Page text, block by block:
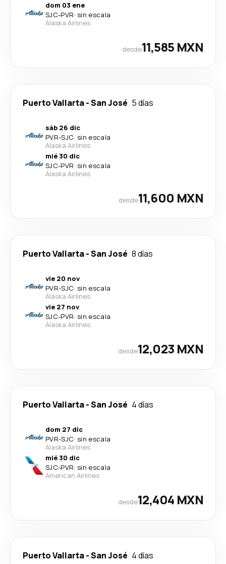
dom 03 ene
SJC-PVR· sin escala
Alaska Airlines
desde11,585 MXN
Puerto Vallarta-San José 5 días
sáb 26 dic
PVR-SJC· sin escala
Alaska Airlines
mié 30 dic
SJC-PVR· sin escala
Alaska Airlines
desde11,600 MXN
Puerto Vallarta-San José 8 días
vie 20 nov
PVR-SJC· sin escala
Alaska Airlines
vie 27 nov
SJC-PVR· sin escala
Alaska Airlines
desde12,023 MXN
Puerto Vallarta-San José 4 días
dom 27 dic
PVR-SJC· sin escala
Alaska Airlines
mié 30 dic
SJC-PVR· sin escala
American Airlines
desde12,404 MXN
Puerto Vallarta-San José 4 días